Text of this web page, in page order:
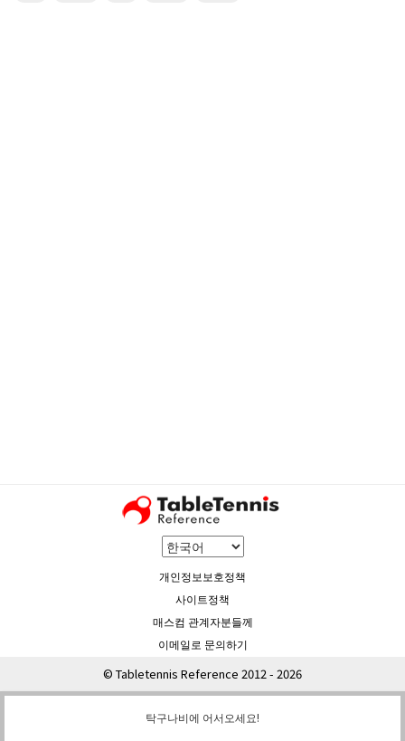
개인정보보호정책
사이트정책
매스컴 관계자분들께
이메일로 문의하기
© Tabletennis Reference 2012 - 2026
탁구나비에 어서오세요!